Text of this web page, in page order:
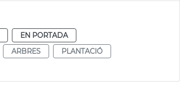
EN PORTADA
ARBRES
PLANTACIÓ